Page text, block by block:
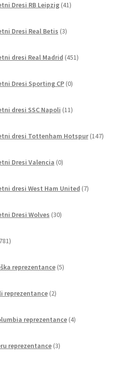
Dresi RB Leipzig 41izdelkov
Dresi Real Betis 3izdelki
dresi Real Madrid 451izdelkov
Dresi Sporting CP 0izdelkov
dresi SSC Napoli 11izdelkov
dresi Tottenham Hotspur 147
Dresi Valencia 0izdelkov
dresi West Ham United 7izdelkov
Dresi Wolves 30izdelkov
izdelkov
reprezentance 5izdelkov
reprezentance 2izdelka
reprezentance 4izdelki
reprezentance 3izdelki